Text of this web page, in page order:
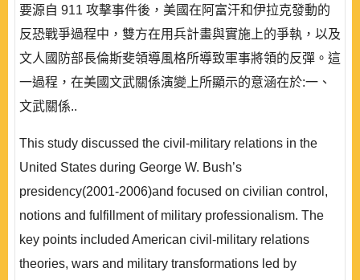
要源自 911 攻擊事件後，美國在阿富汗和伊拉克發動的
反恐戰爭過程中，雙方在用兵計畫與實施上的爭執，以及
文人國防部長倫斯斐領導風格所導致軍事將領的反彈。這
一過程，在美國文武關係演變上所顯示的意涵在於:一、
文武關係..
This study discussed the civil-military relations in the
United States during George W. Bush’s
presidency(2001-2006)and focused on civilian control,
notions and fulfillment of military professionalism. The
key points included American civil-military relations
theories, wars and military transformations led by